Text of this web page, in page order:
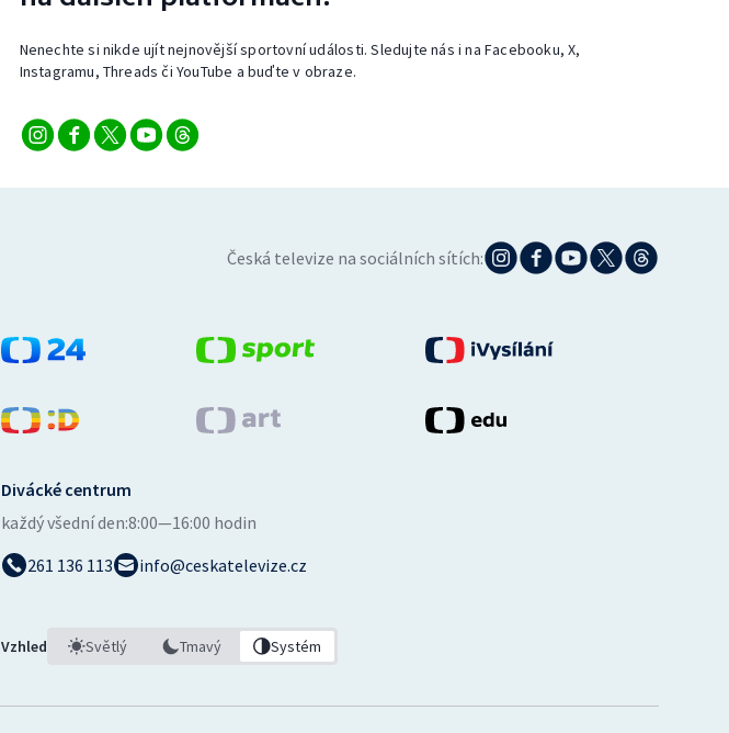
Nenechte si nikde ujít nejnovější sportovní události. Sledujte nás i na Facebooku, X,
Instagramu, Threads či YouTube a buďte v obraze.
Česká televize na sociálních sítích:
Divácké centrum
každý všední den:8:00—16:00 hodin
261 136 113
info@ceskatelevize.cz
Vzhled Světlý Tmavý Systém